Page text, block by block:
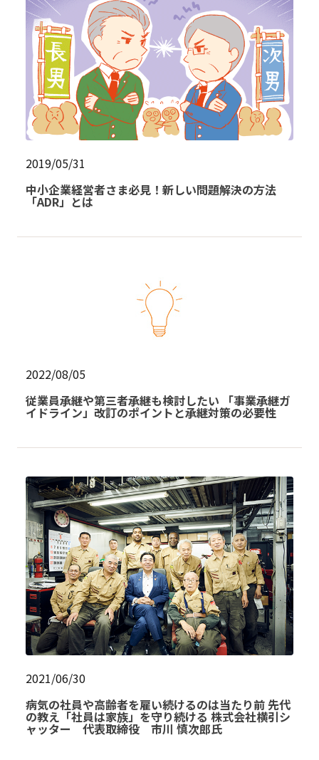
2019/05/31
中小企業経営者さま必見！新しい問題解決の方法
「ADR」とは
2022/08/05
従業員承継や第三者承継も検討したい 「事業承継ガ
イドライン」改訂のポイントと承継対策の必要性
2021/06/30
病気の社員や高齢者を雇い続けるのは当たり前 先代
の教え「社員は家族」を守り続ける 株式会社横引シ
ャッター 代表取締役 市川 慎次郎氏